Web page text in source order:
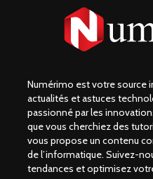
Numérimo est votre source
actualités et astuces
passionné par les
que vous cherchiez des
vous propose un contenu
de l’informatique. Suivez-
tendances et optimisez